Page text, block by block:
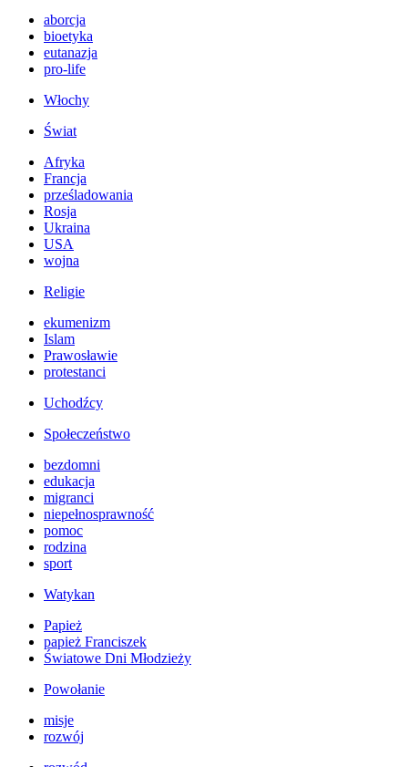
aborcja
bioetyka
eutanazja
pro-life
Włochy
Świat
Afryka
Francja
prześladowania
Rosja
Ukraina
USA
wojna
Religie
ekumenizm
Islam
Prawosławie
protestanci
Uchodźcy
Społeczeństwo
bezdomni
edukacja
migranci
niepełnosprawność
pomoc
rodzina
sport
Watykan
Papież
papież Franciszek
Światowe Dni Młodzieży
Powołanie
misje
rozwój